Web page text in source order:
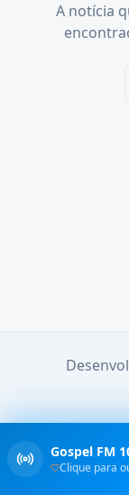
A notícia
Gospel FM
Clique para